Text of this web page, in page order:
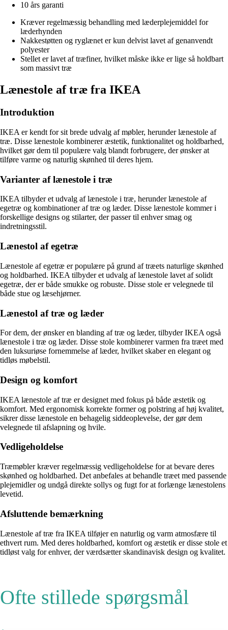
10 års garanti
Kræver regelmæssig behandling med læderplejemiddel for
læderhynden
Nakkestøtten og ryglænet er kun delvist lavet af genanvendt
polyester
Stellet er lavet af træfiner, hvilket måske ikke er lige så holdbart
som massivt træ
Lænestole af træ fra IKEA
Introduktion
IKEA er kendt for sit brede udvalg af møbler, herunder lænestole af
træ. Disse lænestole kombinerer æstetik, funktionalitet og holdbarhed,
hvilket gør dem til populære valg blandt forbrugere, der ønsker at
tilføre varme og naturlig skønhed til deres hjem.
Varianter af lænestole i træ
IKEA tilbyder et udvalg af lænestole i træ, herunder lænestole af
egetræ og kombinationer af træ og læder. Disse lænestole kommer i
forskellige designs og stilarter, der passer til enhver smag og
indretningsstil.
Lænestol af egetræ
Lænestole af egetræ er populære på grund af træets naturlige skønhed
og holdbarhed. IKEA tilbyder et udvalg af lænestole lavet af solidt
egetræ, der er både smukke og robuste. Disse stole er velegnede til
både stue og læsehjørner.
Lænestol af træ og læder
For dem, der ønsker en blanding af træ og læder, tilbyder IKEA også
lænestole i træ og læder. Disse stole kombinerer varmen fra træet med
den luksuriøse fornemmelse af læder, hvilket skaber en elegant og
tidløs møbelstil.
Design og komfort
IKEA lænestole af træ er designet med fokus på både æstetik og
komfort. Med ergonomisk korrekte former og polstring af høj kvalitet,
sikrer disse lænestole en behagelig siddeoplevelse, der gør dem
velegnede til afslapning og hvile.
Vedligeholdelse
Træmøbler kræver regelmæssig vedligeholdelse for at bevare deres
skønhed og holdbarhed. Det anbefales at behandle træet med passende
plejemidler og undgå direkte sollys og fugt for at forlænge lænestolens
levetid.
Afsluttende bemærkning
Lænestole af træ fra IKEA tilføjer en naturlig og varm atmosfære til
ethvert rum. Med deres holdbarhed, komfort og æstetik er disse stole et
tidløst valg for enhver, der værdsætter skandinavisk design og kvalitet.
Ofte stillede spørgsmål